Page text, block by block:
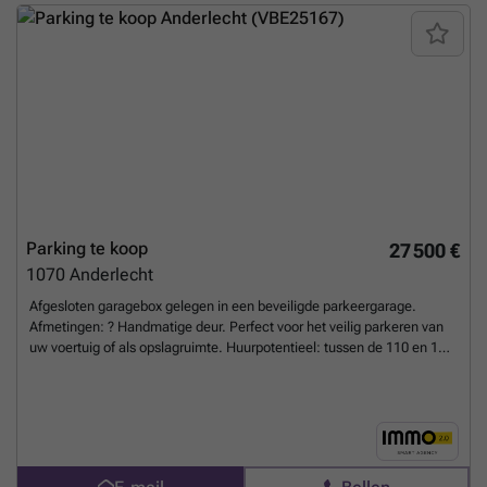
27 500 €
Parking te koop
1070 Anderlecht
Afgesloten garagebox gelegen in een beveiligde parkeergarage.
Afmetingen: ? Handmatige deur. Perfect voor het veilig parkeren van
uw voertuig of als opslagruimte. Huurpotentieel: tussen de 110 en 120
verkopen. Ideaal voor investering of persoonlijk gebruik. Meer
Meer weten?